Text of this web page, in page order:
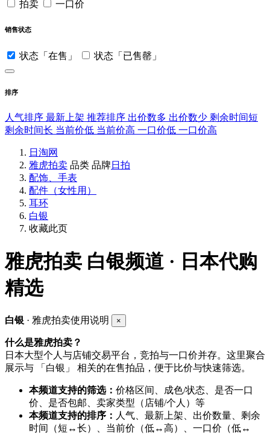
拍卖 一口价
销售状态
状态「在售」 状态「已售罄」
排序
人气排序 最新上架 推荐排序 出价数多 出价数少 剩余时间短
剩余时间长 当前价低 当前价高 一口价低 一口价高
日淘网
雅虎拍卖 品类 品牌日拍
配饰、手表
配件（女性用）
耳环
白银
收藏此页
雅虎拍卖 白银频道 · 日本代购
精选
白银 · 雅虎拍卖使用说明 ×
什么是雅虎拍卖？
日本大型个人与店铺交易平台，竞拍与一口价并存。这里聚合
展示与 「白银」 相关的在售拍品，便于比价与快速筛选。
本频道支持的筛选： 价格区间、成色/状态、是否一口
价、是否包邮、卖家类型（店铺/个人）等
本频道支持的排序： 人气、最新上架、出价数量、剩余
时间（短↔长）、当前价（低↔高）、一口价（低↔